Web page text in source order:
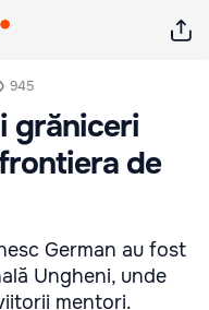
945
grăniceri
de
German au fost
Ungheni, unde
mentori.